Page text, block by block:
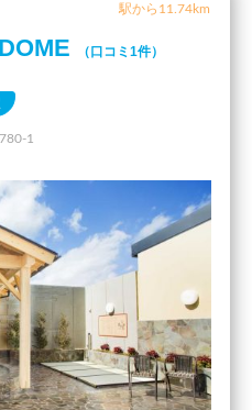
駅から11.74km
（口コミ1件）
1